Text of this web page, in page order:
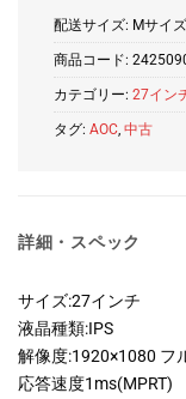
配送サイズ: Mサイズ
商品コード:
カテゴリー: 27イン
タグ: AOC, 中古
詳細・スペック
サイズ:27インチ
液晶種類:IPS
解像度:1920×1080 フ
応答速度1ms(MPRT)